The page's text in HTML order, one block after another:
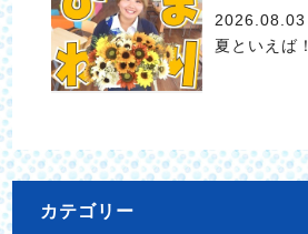
2026.08.03
夏といえば！
カテゴリー